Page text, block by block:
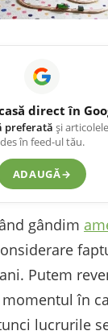
direct în
preferată și
des în feed-ul tău.
ADAUGĂ→
gândim
Putem
în
lucrurile